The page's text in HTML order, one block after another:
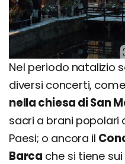
Nel periodo natalizio
diversi concerti,
nella chiesa di San
sacri a brani popolari
Paesi; o ancora il
Barca che si tiene